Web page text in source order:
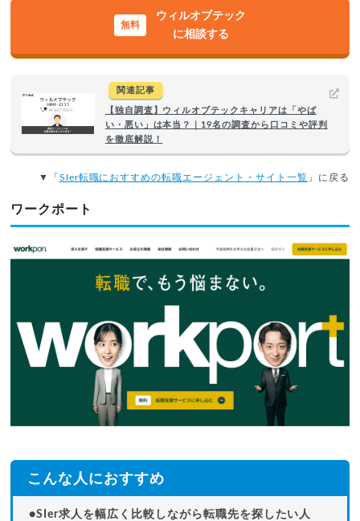
ウィルオブテック
に相談する
関連記事
【独自調査】ウィルオブテックキャリアは「やば
い・悪い」は本当？｜19名の調査から口コミや評判
を徹底解説！
▼「 SIer転職におすすめの転職エージェント・サイト一覧 」に戻る
ワークポート
こんな人におすすめ
●SIer求人を幅広く比較しながら転職先を探したい人